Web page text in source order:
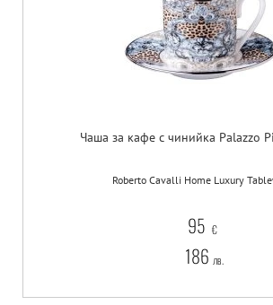
Чаша за кафе с чинийка Palazzo
Roberto Cavalli Home Luxury
95 €
186 лв.